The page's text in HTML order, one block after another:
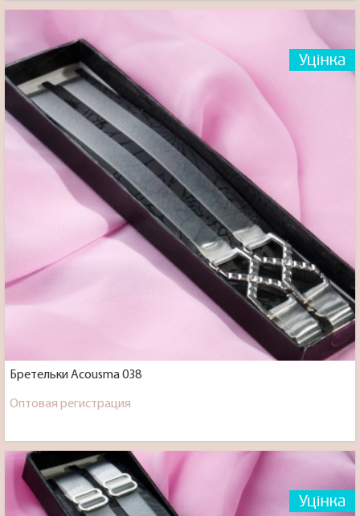
Бретельки Acousma 038
Оптовая регистрация